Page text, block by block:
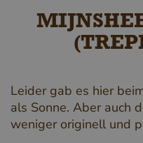
Leider gab es hier
als Sonne. Aber auch
weniger originell und